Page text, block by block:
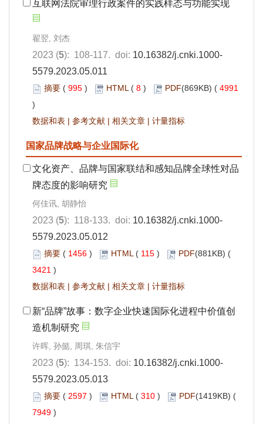
互联网法院审理行政案件的实践样态与功能实现
翟翌, 刘杰
2023 (5): 108-117. doi: 10.16382/j.cnki.1000-
5579.2023.05.011
摘要 ( 995 ) HTML( 8 ) PDF(869KB) ( 4991
)
数据和表 | 参考文献 | 相关文章 | 计量指标
国家品牌战略与企业国际化
文化资产、品牌与国家联结和感知品牌全球性对品
牌态度的影响研究
何佳讯, 胡静怡
2023 (5): 118-133. doi: 10.16382/j.cnki.1000-
5579.2023.05.012
摘要 ( 1456 ) HTML( 115 ) PDF(881KB) (
3421 )
数据和表 | 参考文献 | 相关文章 | 计量指标
新“品牌”故事：数字企业快速国际化进程中价值创
造机制研究
许晖, 孙懿, 周琪, 朱信宇
2023 (5): 134-153. doi: 10.16382/j.cnki.1000-
5579.2023.05.013
摘要 ( 2597 ) HTML( 310 ) PDF(1419KB) (
7949 )